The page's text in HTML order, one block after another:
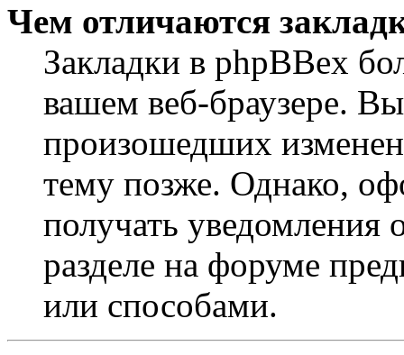
Чем отличаются
Закладки в phpBBex
вашем веб-браузере.
произошедших
тему позже. Однако,
получать уведомления
разделе на форуме
или способами.